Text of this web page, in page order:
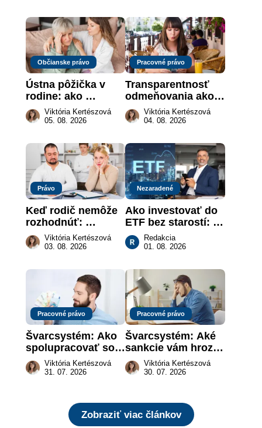
Občianske právo
Ústna pôžička v
rodine: ako
vymôcť peniaze,
keď na papieri nie
Viktória Kertészová
05. 08. 2026
Pracovné právo
Transparentnosť
odmeňovania ako
právna povinnosť:
revolúcia na
práce
Viktória Kertészová
04. 08. 2026
Právo
Keď rodič nemôže
rozhodnúť:
nahradenie prejavu
vôle súdom v
Viktória Kertészová
03. 08. 2026
Nezaradené
Ako investovať do
ETF bez starostí:
Investičné plány,
ktoré urobia prácu
Redakcia
01. 08. 2026
Pracovné právo
Švarcsystém: Ako
spolupracovať so
živnostníkom
legálne a bez
Viktória Kertészová
31. 07. 2026
Pracovné právo
Švarcsystém: Aké
sankcie vám hrozia
a prečo nestačí
zaplatiť pokutu?
Viktória Kertészová
30. 07. 2026
Zobraziť viac článkov